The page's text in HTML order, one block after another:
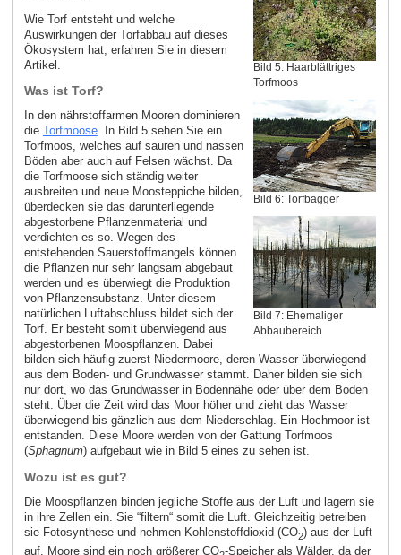
Bild 5: Haarblättriges
Torfmoos
Bild 6: Torfbagger
Bild 7: Ehemaliger
Abbaubereich
Wie Torf entsteht und welche
Auswirkungen der Torfabbau auf dieses
Ökosystem hat, erfahren Sie in diesem
Artikel.
Was ist Torf?
In den nährstoffarmen Mooren dominieren
die Torfmoose. In Bild 5 sehen Sie ein
Torfmoos, welches auf sauren und nassen
Böden aber auch auf Felsen wächst. Da
die Torfmoose sich ständig weiter
ausbreiten und neue Moosteppiche bilden,
überdecken sie das darunterliegende
abgestorbene Pflanzenmaterial und
verdichten es so. Wegen des
entstehenden Sauerstoffmangels können
die Pflanzen nur sehr langsam abgebaut
werden und es überwiegt die Produktion
von Pflanzensubstanz. Unter diesem
natürlichen Luftabschluss bildet sich der
Torf. Er besteht somit überwiegend aus
abgestorbenen Moospflanzen. Dabei
bilden sich häufig zuerst Niedermoore, deren Wasser überwiegend
aus dem Boden- und Grundwasser stammt. Daher bilden sie sich
nur dort, wo das Grundwasser in Bodennähe oder über dem Boden
steht. Über die Zeit wird das Moor höher und zieht das Wasser
überwiegend bis gänzlich aus dem Niederschlag. Ein Hochmoor ist
entstanden. Diese Moore werden von der Gattung Torfmoos
(Sphagnum) aufgebaut wie in Bild 5 eines zu sehen ist.
Wozu ist es gut?
Die Moospflanzen binden jegliche Stoffe aus der Luft und lagern sie
in ihre Zellen ein. Sie “filtern“ somit die Luft. Gleichzeitig betreiben
sie Fotosynthese und nehmen Kohlenstoffdioxid (CO2) aus der Luft
auf. Moore sind ein noch größerer CO -Speicher als Wälder, da der